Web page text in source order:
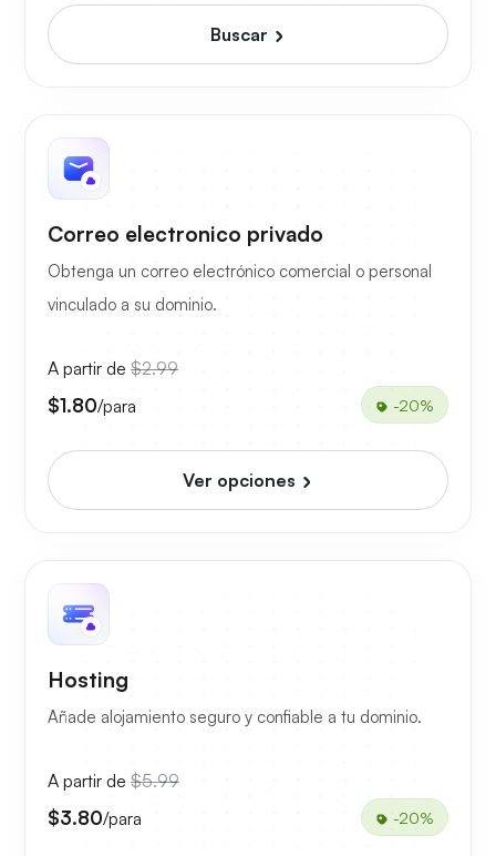
Buscar
Correo electronico privado
Obtenga un correo electrónico comercial o personal
vinculado a su dominio.
A partir de $2.99
$1.80/para -20%
Ver opciones
Hosting
Añade alojamiento seguro y confiable a tu dominio.
A partir de $5.99
$3.80/para -20%